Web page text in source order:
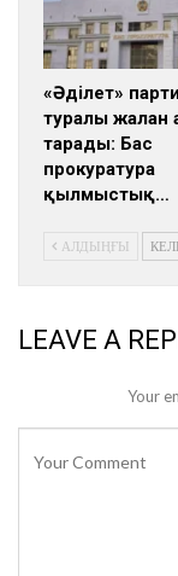
«Әділет»
туралы жалған
тарады: Бас
прокуратура
қылмыстық…
АЛДЫҢҒЫ
LEAVE A
Your